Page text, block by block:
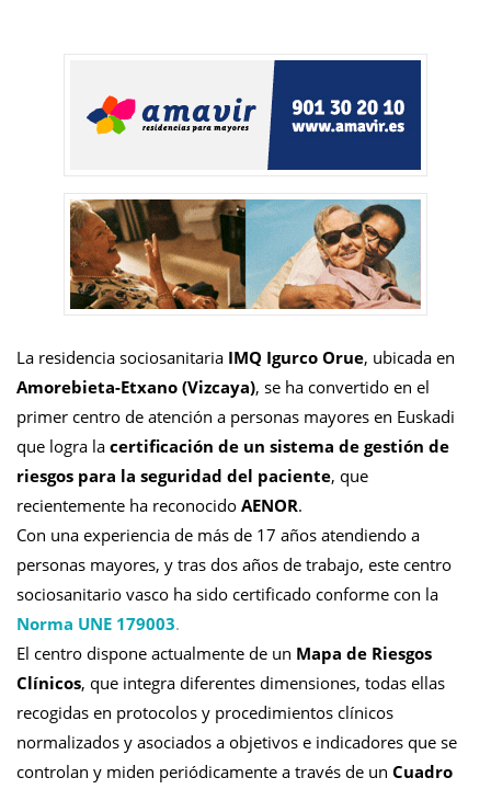
La residencia sociosanitaria IMQ Igurco Orue, ubicada en
Amorebieta-Etxano (Vizcaya), se ha convertido en el
primer centro de atención a personas mayores en Euskadi
que logra la certificación de un sistema de gestión de
riesgos para la seguridad del paciente, que
recientemente ha reconocido AENOR.
Con una experiencia de más de 17 años atendiendo a
personas mayores, y tras dos años de trabajo, este centro
sociosanitario vasco ha sido certificado conforme con la
Norma UNE 179003.
El centro dispone actualmente de un Mapa de Riesgos
Clínicos, que integra diferentes dimensiones, todas ellas
recogidas en protocolos y procedimientos clínicos
normalizados y asociados a objetivos e indicadores que se
controlan y miden periódicamente a través de un Cuadro